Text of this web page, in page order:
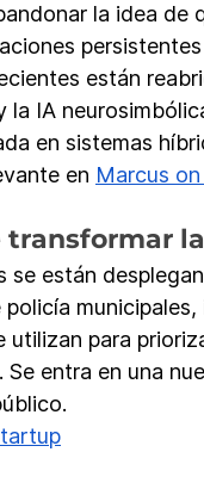
la idea de
están
la IA
en sistemas
en Marcus on
transformar
se están
utilizan para
Se entra en una